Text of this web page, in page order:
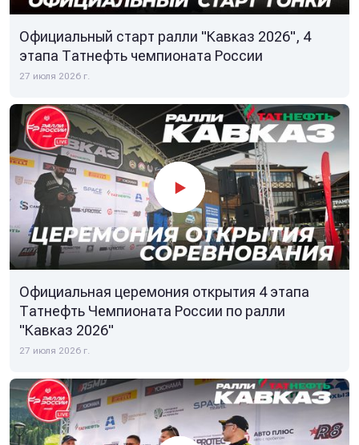
Официальный старт ралли "Кавказ 2026", 4
этапа Татнефть чемпионата России
27 июля 2026 г.
Официальная церемония открытия 4 этапа
Татнефть Чемпионата России по ралли
"Кавказ 2026"
27 июля 2026 г.